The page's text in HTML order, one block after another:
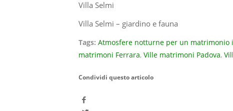
Villa Selmi – giardino e fauna
Tags: Atmosfere notturne per un matrimonio
matrimoni Ferrara, Ville matrimoni Padova,
Condividi questo articolo